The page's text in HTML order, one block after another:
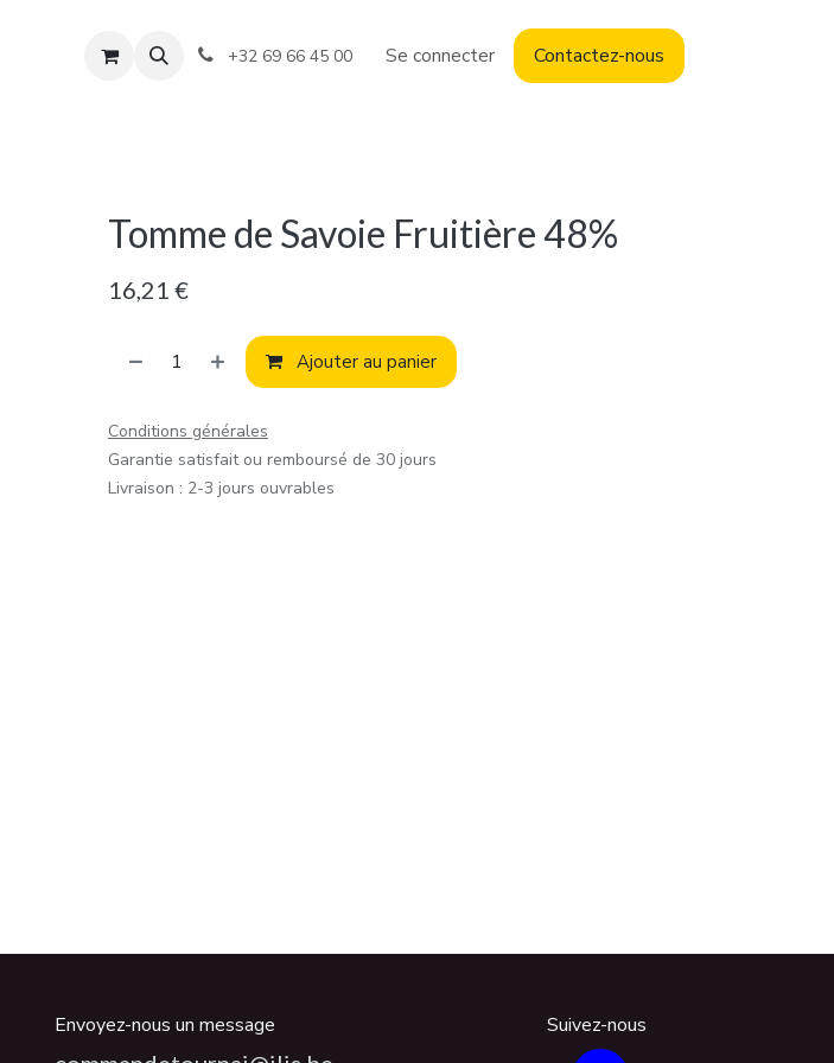
+32 69 66 45 00 Se connecter Contactez-nous
Tomme de Savoie Fruitière 48%
16,21 €
Ajouter au panier
Conditions générales
Garantie satisfait ou remboursé de 30 jours
Livraison : 2-3 jours ouvrables
Envoyez-nous un message Suivez-nous